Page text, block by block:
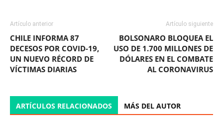
Artículo anterior
CHILE INFORMA 87
DECESOS POR COVID-19,
UN NUEVO RÉCORD DE
VÍCTIMAS DIARIAS
Artículo siguiente
BOLSONARO BLOQUEA EL
USO DE 1.700 MILLONES DE
DÓLARES EN EL COMBATE
AL CORONAVIRUS
ARTÍCULOS RELACIONADOS MÁS DEL AUTOR